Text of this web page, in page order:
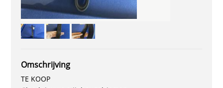
Omschrijving
TE KOOP